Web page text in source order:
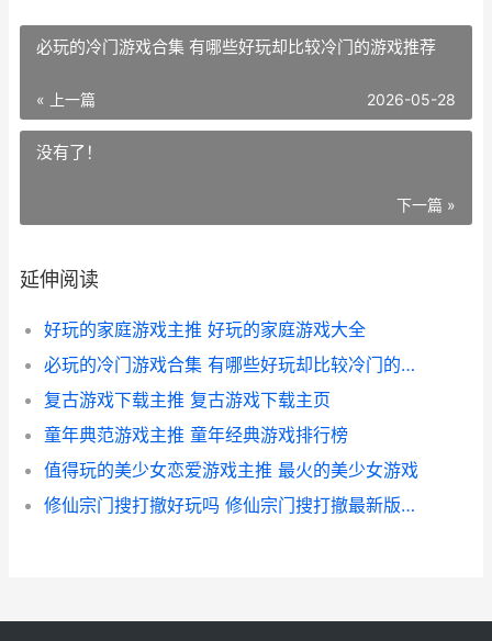
必玩的冷门游戏合集 有哪些好玩却比较冷门的游戏推荐
« 上一篇 2026-05-28
没有了！
下一篇 »
延伸阅读
好玩的家庭游戏主推 好玩的家庭游戏大全
必玩的冷门游戏合集 有哪些好玩却比较冷门的游戏推荐
复古游戏下载主推 复古游戏下载主页
童年典范游戏主推 童年经典游戏排行榜
值得玩的美少女恋爱游戏主推 最火的美少女游戏
修仙宗门搜打撤好玩吗 修仙宗门搜打撤最新版本更新包